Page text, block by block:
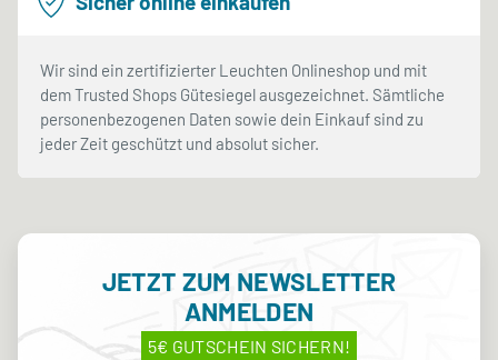
Wir sind ein zertifizierter Leuchten Onlineshop und mit
dem Trusted Shops Gütesiegel ausgezeichnet. Sämtliche
personenbezogenen Daten sowie dein Einkauf sind zu
jeder Zeit geschützt und absolut sicher.
JETZT ZUM NEWSLETTER
ANMELDEN
5€ GUTSCHEIN SICHERN!